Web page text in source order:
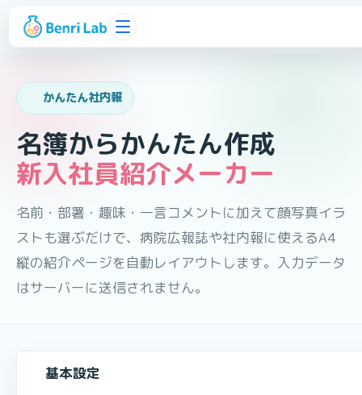
かんたん社内報
名簿からかんたん作成
新入社員紹介メーカー
名前・部署・趣味・一言コメントに加えて顔写真イラ
ストも選ぶだけで、病院広報誌や社内報に使えるA4
縦の紹介ページを自動レイアウトします。入力データ
はサーバーに送信されません。
基本設定